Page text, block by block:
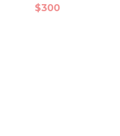
$300